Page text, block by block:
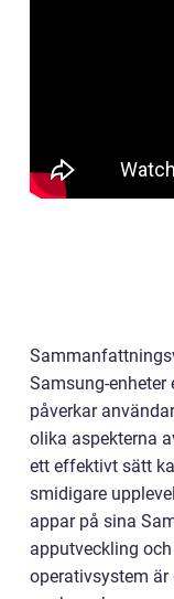
Samsung-
påverkar
olika aspekterna
ett effektivt sätt
smidigare
appar på sina
apputveckling
operativsystem